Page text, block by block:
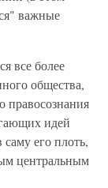
важные
все более
общества,
правосознания
идей
его плоть,
цен­тральным